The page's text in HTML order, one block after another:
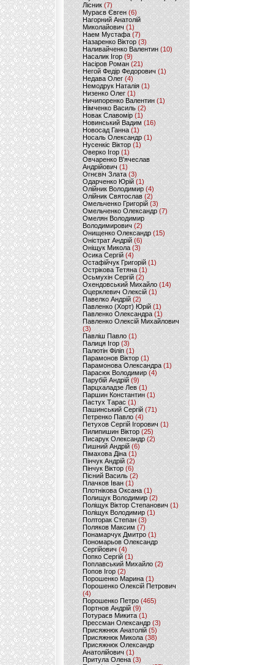
Лісник (7)
Мураєв Євген(6)
Нагорний Анатолій
Миколайович (1)
Наем Мустафа (7)
Назаренко Віктор (3)
Наливайченко Валентин (10)
Насалик Ігор(9)
Насіров Роман (21)
Негой Федір Федорович(1)
Недава Олег(4)
Немодрук Наталія(1)
Низенко Олег (1)
Ничипоренко Валентин (1)
Німченко Василь (2)
Новак Славомір (1)
Новинський Вадим (16)
Новосад Ганна (1)
Носаль Олександр (1)
Нусенкіс Віктор (1)
Оверко Ігор (1)
Овчаренко В'ячеслав
Андрійович(1)
Огнєвіч Злата (3)
Одарченко Юрій(1)
Олійник Володимир (4)
Олійник Святослав (2)
Омельченко Григорій (3)
Омельченко Олександр(7)
Омелян Володимир
Володимирович (2)
Онищенко Олександр (15)
Оністрат Андрій (6)
Оніщук Микола (3)
Осика Сергій(4)
Остафійчук Григорій(1)
Острікова Тетяна (1)
Осьмухін Сергій (2)
Охендовський Михайло (14)
Оцерклевич Олексій (1)
Павелко Андрій (2)
Павленко (Хорт) Юрій (1)
Павленко Олександра (1)
Павленко Олексій Михайлович
(3)
Павліш Павло(1)
Палиця Ігор (3)
Палютін Філіп(1)
Парамонов Віктор (1)
Парамонова Олександра(1)
Парасюк Володимир(4)
Парубій Андрій (9)
Парцхаладзе Лев (1)
Паршин Константин(1)
Пастух Тарас (1)
Пашинський Сергій (71)
Петренко Павло (4)
Петухов Сергій Ігорович (1)
Пилипишин Віктор(25)
Писарук Олександр(2)
Пишний Андрій (6)
Пімахова Діна(1)
Пінчук Андрій(2)
Пінчук Віктор (6)
Пісний Василь (2)
Плачков Іван(1)
Плотнікова Оксана (1)
Полищук Володимир(2)
Поліщук Віктор Степанович(1)
Поліщук Володимир (1)
Полторак Степан(3)
Поляков Максим (7)
Понамарчук Дмитро (1)
Пономарьов Олександр
Сергійович(4)
Попко Сергій (1)
Поплавський Михайло (2)
Попов Ігор(2)
Порошенко Марина (1)
Порошенко Олексій Петрович
(4)
Порошенко Петро (465)
Портнов Андрій (9)
Потураєв Микита(1)
Прессман Олександр(3)
Присяжнюк Анатолій (5)
Присяжнюк Микола (38)
Присяжнюк Олександр
Анатолійович (1)
Притула Олена (3)